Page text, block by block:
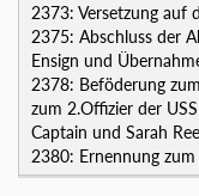
2373: Versetzung auf
2375: Abschluss der
Ensign und
2378: Beföderung
zum 2.Offizier der
Captain und Sarah
2380: Ernennung